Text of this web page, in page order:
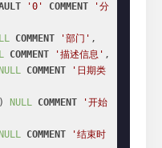
'0' COMMENT
'分
COMMENT '部门' ,
COMMENT '描述信息' ,
NULL COMMENT
'日期类
) NULL COMMENT
'开始
NULL COMMENT
'结束时